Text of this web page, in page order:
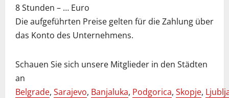
8 Stunden – … Euro
Die aufgeführten Preise gelten für die Zahlung über
das Konto des Unternehmens.
Schauen Sie sich unsere Mitglieder in den Städten
an
Belgrade, Sarajevo, Banjaluka, Podgorica, Skopje,